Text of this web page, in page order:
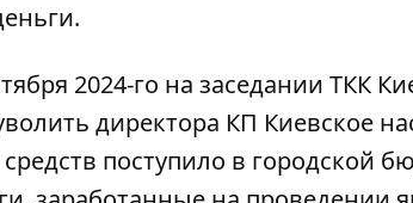
2024-го на заседании ТКК
директора КП Киевское
средств поступило в городской